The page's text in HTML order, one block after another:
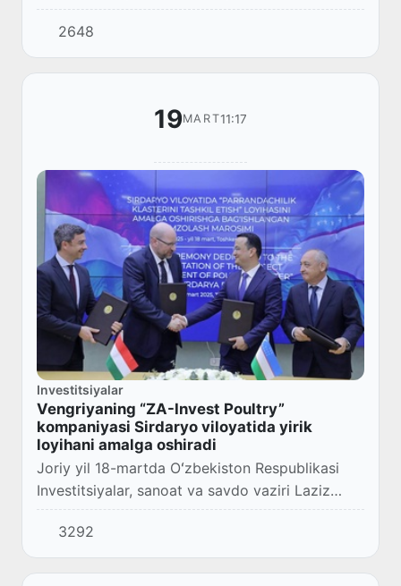
palatasining Gʻarbiy Virjiniya shtatidan aʼzosi
Kerol Miller bilan uchrashuv boʻlib oʻtdi.
2648
19MART11:17
Investitsiyalar
Vengriyaning “ZA-Invest Poultry”
kompaniyasi Sirdaryo viloyatida yirik
loyihani amalga oshiradi
Joriy yil 18-martda Oʻzbekiston Respublikasi
Investitsiyalar, sanoat va savdo vaziri Laziz
Kudratov Vengriyaning “OTP Group” konserni
delegatsiyasi bilan uchrashuv oʻtkazdi va guru...
3292